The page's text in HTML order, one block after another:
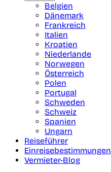
Belgien
Dänemark
Frankreich
Italien
Kroatien
Niederlande
Norwegen
Österreich
Polen
Portugal
Schweden
Schweiz
Spanien
Ungarn
Reiseführer
Einreisebestimmungen
Vermieter-Blog